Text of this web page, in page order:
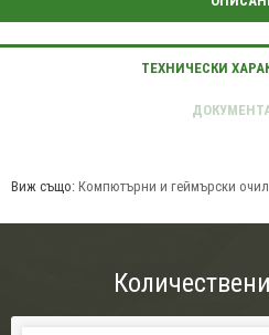
Виж също: Компютърни и геймърски